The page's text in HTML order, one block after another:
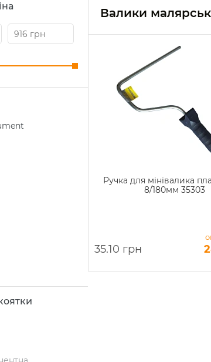
Валики
Ручка для мінівалика
8/180мм 35303
35.10 грн